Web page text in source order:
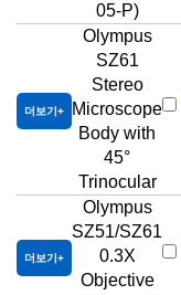
05-P)
더보기
Olympus
SZ61
Stereo
Microscope
Body with
45°
Trinocular
더보기
Olympus
SZ51/SZ61
0.3X
Objective